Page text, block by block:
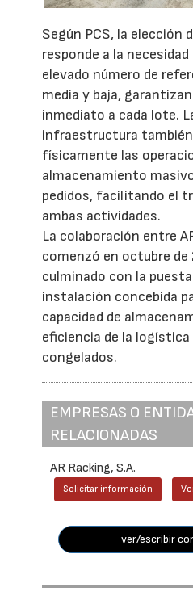
Según PCS, la elección
responde a la
elevado número de
media y baja,
inmediato a cada lote.
infraestructura
físicamente las
almacenamiento
pedidos, facilitando el
ambas actividades.
La colaboración entre
comenzó en octubre de
culminado con la
instalación concebida
capacidad de
eficiencia de la
congelados.
EMPRESAS O
RELACIONADAS
AR Racking, S.A.
Solicitar información
ver/escribir